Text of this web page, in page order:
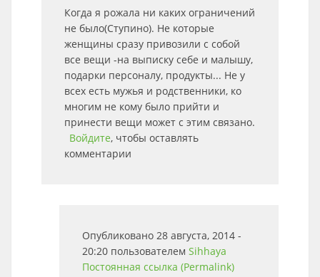
Когда я рожала ни каких ограничений
не было(Ступино). Не которые
женщины сразу привозили с собой
все вещи -на выписку себе и малышу,
подарки персоналу, продукты... Не у
всех есть мужья и родственники, ко
многим не кому было прийти и
принести вещи может с этим связано.
Войдите, чтобы оставлять
комментарии
Опубликовано 28 августа, 2014 -
20:20 пользователем Sihhaya
Постоянная ссылка (Permalink)